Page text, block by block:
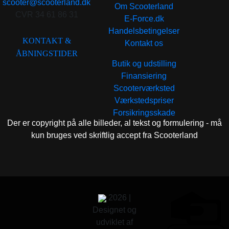
scooter@scooterland.dk
KONTAKT &
ÅBNINGSTIDER
Om Scooterland
E-Force.dk
Handelsbetingelser
Kontakt os
Butik og udstilling
Finansiering
Scooterværksted
Værkstedspriser
Forsikringsskade
Der er copyright på alle billeder, al tekst og formulering - må
kun bruges ved skriftlig accept fra Scooterland
2026 |
Designet og
udviklet af